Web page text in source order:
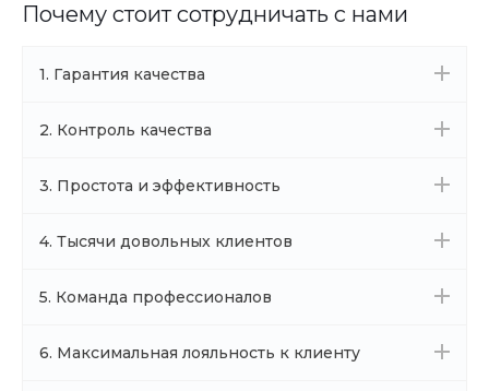
Почему стоит сотрудничать с нами
1. Гарантия качества
2. Контроль качества
3. Простота и эффективность
4. Тысячи довольных клиентов
5. Команда профессионалов
6. Максимальная лояльность к клиенту